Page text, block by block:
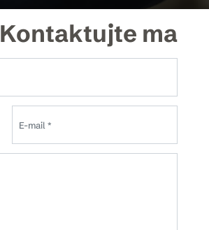
Kontaktujte ma